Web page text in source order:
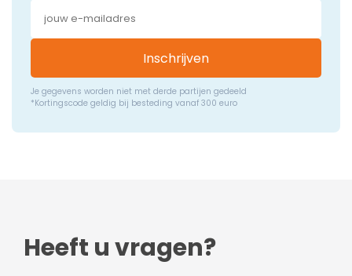
Inschrijven
Je gegevens worden niet met derde partijen gedeeld
*Kortingscode geldig bij besteding vanaf 300 euro
Heeft u vragen?